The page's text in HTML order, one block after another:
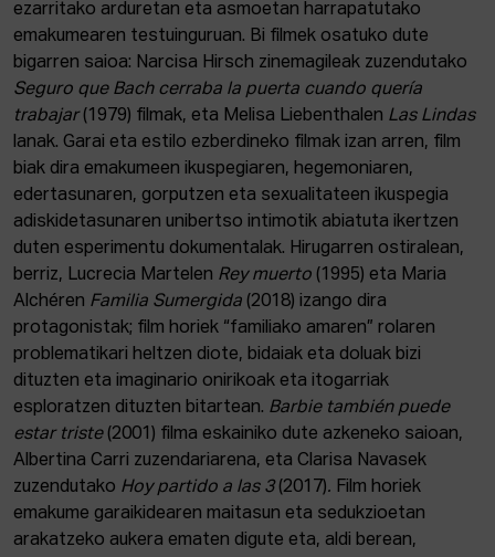
ezarritako arduretan eta asmoetan harrapatutako
emakumearen testuinguruan. Bi filmek osatuko dute
bigarren saioa: Narcisa Hirsch zinemagileak zuzendutako
Seguro que Bach cerraba la puerta cuando quería
trabajar(1979) filmak, eta Melisa Liebenthalen Las Lindas
lanak. Garai eta estilo ezberdineko filmak izan arren, film
biak dira emakumeen ikuspegiaren, hegemoniaren,
edertasunaren, gorputzen eta sexualitateen ikuspegia
adiskidetasunaren unibertso intimotik abiatuta ikertzen
duten esperimentu dokumentalak. Hirugarren ostiralean,
berriz, Lucrecia Martelen Rey muerto (1995) eta Maria
Alchéren Familia Sumergida (2018) izango dira
protagonistak; film horiek “familiako amaren” rolaren
problematikari heltzen diote, bidaiak eta doluak bizi
dituzten eta imaginario onirikoak eta itogarriak
esploratzen dituzten bitartean. Barbie también puede
estar triste(2001) filma eskainiko dute azkeneko saioan,
Albertina Carri zuzendariarena, eta Clarisa Navasek
zuzendutako Hoy partido a las 3(2017). Film horiek
emakume garaikidearen maitasun eta sedukzioetan
arakatzeko aukera ematen digute eta, aldi berean,